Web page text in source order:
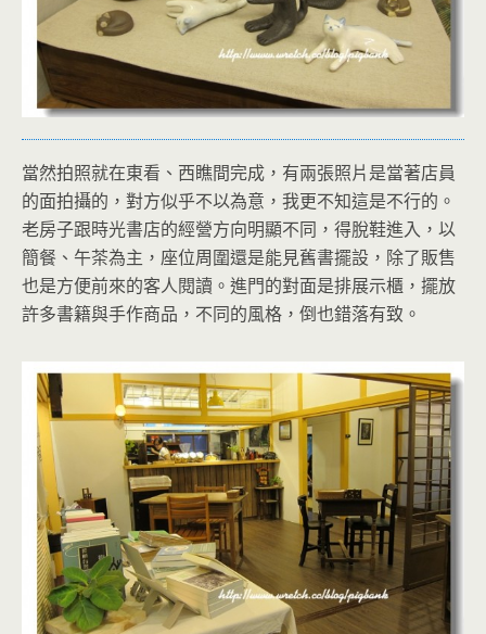
當然拍照就在東看、西瞧間完成，有兩張照片是當著店員
的面拍攝的，對方似乎不以為意，我更不知這是不行的。
老房子跟時光書店的經營方向明顯不同，得脫鞋進入，以
簡餐、午茶為主，座位周圍還是能見舊書擺設，除了販售
也是方便前來的客人閱讀。進門的對面是排展示櫃，擺放
許多書籍與手作商品，不同的風格，倒也錯落有致。